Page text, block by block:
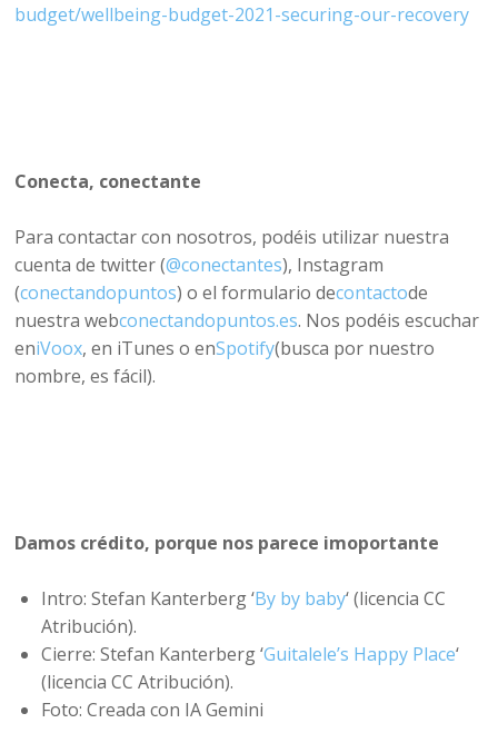
budget/wellbeing-budget-2021-securing-our-recovery
Conecta, conectante
Para contactar con nosotros, podéis utilizar nuestra
cuenta de twitter (@conectantes), Instagram
(conectandopuntos) o el formulario decontactode
nuestra webconectandopuntos.es. Nos podéis escuchar
eniVoox, en iTunes o enSpotify(busca por nuestro
nombre, es fácil).
Damos crédito, porque nos parece imoportante
Intro: Stefan Kanterberg ‘By by baby‘ (licencia CC
Atribución).
Cierre: Stefan Kanterberg ‘Guitalele’s Happy Place‘
(licencia CC Atribución).
Foto: Creada con IA Gemini